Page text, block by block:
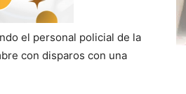
el personal policial de la
con disparos con una